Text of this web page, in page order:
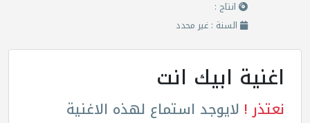
انتاج :
السنة : غير محدد
اغنية ابيك انت
نعتذر ! لايوجد استماع لهذه الاغنية